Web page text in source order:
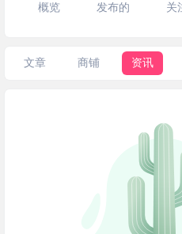
概览 发布的 关
文章 商铺 资讯